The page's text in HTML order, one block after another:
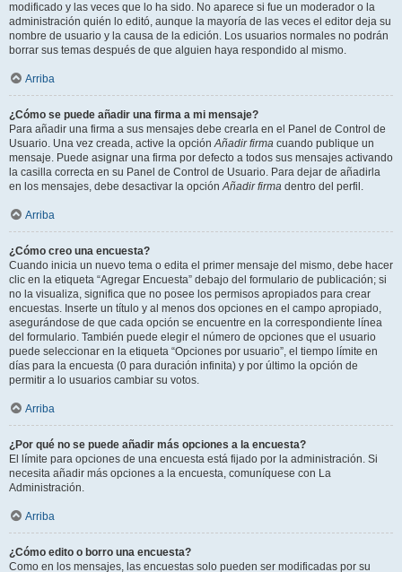
modificado y las veces que lo ha sido. No aparece si fue un moderador o la
administración quién lo editó, aunque la mayoría de las veces el editor deja su
nombre de usuario y la causa de la edición. Los usuarios normales no podrán
borrar sus temas después de que alguien haya respondido al mismo.
Arriba
¿Cómo se puede añadir una firma a mi mensaje?
Para añadir una firma a sus mensajes debe crearla en el Panel de Control de
Usuario. Una vez creada, active la opciónAñadir firma cuando publique un
mensaje. Puede asignar una firma por defecto a todos sus mensajes activando
la casilla correcta en su Panel de Control de Usuario. Para dejar de añadirla
en los mensajes, debe desactivar la opciónAñadir firma dentro del perfil.
Arriba
¿Cómo creo una encuesta?
Cuando inicia un nuevo tema o edita el primer mensaje del mismo, debe hacer
clic en la etiqueta “Agregar Encuesta” debajo del formulario de publicación; si
no la visualiza, significa que no posee los permisos apropiados para crear
encuestas. Inserte un título y al menos dos opciones en el campo apropiado,
asegurándose de que cada opción se encuentre en la correspondiente línea
del formulario. También puede elegir el número de opciones que el usuario
puede seleccionar en la etiqueta “Opciones por usuario”, el tiempo límite en
días para la encuesta (0 para duración infinita) y por último la opción de
permitir a lo usuarios cambiar su votos.
Arriba
¿Por qué no se puede añadir más opciones a la encuesta?
El límite para opciones de una encuesta está fijado por la administración. Si
necesita añadir más opciones a la encuesta, comuníquese con La
Administración.
Arriba
¿Cómo edito o borro una encuesta?
Como en los mensajes, las encuestas solo pueden ser modificadas por su